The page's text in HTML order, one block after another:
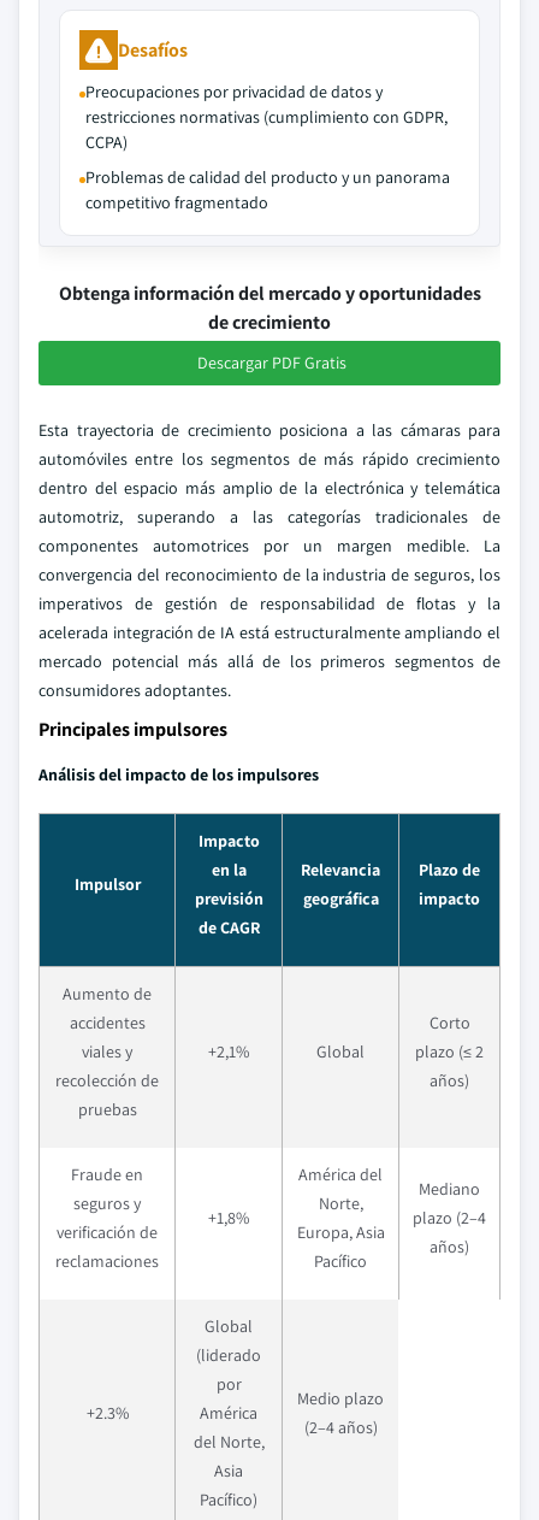
Desafíos
Preocupaciones por privacidad de datos y
restricciones normativas (cumplimiento con GDPR,
CCPA)
Problemas de calidad del producto y un panorama
competitivo fragmentado
Obtenga información del mercado y oportunidades
de crecimiento
Descargar PDF Gratis
Esta trayectoria de crecimiento posiciona a las cámaras para
automóviles entre los segmentos de más rápido crecimiento
dentro del espacio más amplio de la electrónica y telemática
automotriz, superando a las categorías tradicionales de
componentes automotrices por un margen medible. La
convergencia del reconocimiento de la industria de seguros, los
imperativos de gestión de responsabilidad de flotas y la
acelerada integración de IA está estructuralmente ampliando el
mercado potencial más allá de los primeros segmentos de
consumidores adoptantes.
Principales impulsores
Análisis del impacto de los impulsores
Impulsor
Impacto
en la
previsión
de CAGR
Relevancia
geográfica
Plazo de
impacto
Aumento de
accidentes
viales y
recolección de
pruebas
+2,1% Global
Corto
plazo (≤ 2
años)
Fraude en
seguros y
verificación de
reclamaciones
+1,8%
América del
Norte,
Europa, Asia
Pacífico
Mediano
plazo (2–4
años)
+2.3%
Global
(liderado
por
América
del Norte,
Asia
Pacífico)
Medio plazo
(2–4 años)